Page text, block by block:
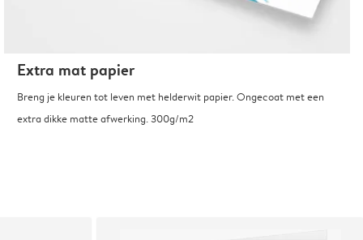
Extra mat papier
Breng je kleuren tot leven met helderwit papier. Ongecoat met een
extra dikke matte afwerking. 300g/m2